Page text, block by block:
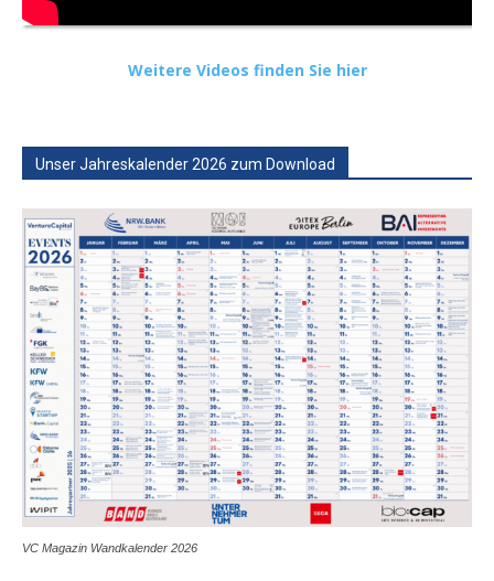
Weitere Videos finden Sie hier
Unser Jahreskalender 2026 zum Download
VC Magazin Wandkalender 2026